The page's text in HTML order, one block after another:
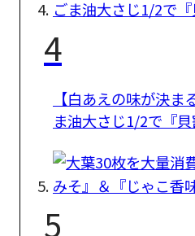
4
【白あえの味が決
ま油大さじ1/2で『貝
5